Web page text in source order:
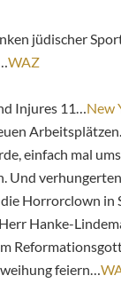
jüdischer
WAZ
Injures 11… New
Arbeitsplätzen…
einfach mal
Und verhungerten
Horrorclown in
Hanke-
feiern…